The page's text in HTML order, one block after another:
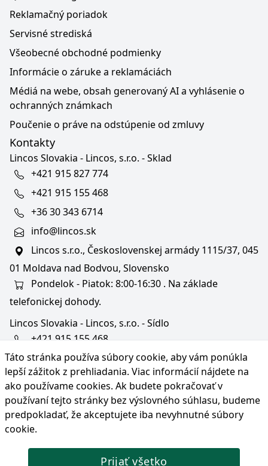
Táto stránka používa súbory cookie, aby vám ponúkla
lepší zážitok z prehliadania. Viac informácií nájdete na
ako používame cookies. Ak budete pokračovať v
používaní tejto stránky bez výslovného súhlasu, budeme
predpokladať, že akceptujete iba nevyhnutné súbory
cookie.
Prijať všetko
Reklamačný poriadok
Servisné strediská
Všeobecné obchodné podmienky
Informácie o záruke a reklamáciách
Médiá na webe, obsah generovaný AI a vyhlásenie o
ochranných známkach
Poučenie o práve na odstúpenie od zmluvy
Kontakty
Lincos Slovakia - Lincos, s.r.o. - Sklad
+421 915 827 774
+421 915 155 468
+36 30 343 6714
info@lincos.sk
Lincos s.r.o., Československej armády 1115/37, 045
01 Moldava nad Bodvou, Slovensko
Pondelok - Piatok: 8:00-16:30 . Na základe
telefonickej dohody.
Lincos Slovakia - Lincos, s.r.o. - Sídlo
+421 915 155 468
+36/30 343 6714
bratislava@lincos.sk
Lincos s.r.o., Rustaveliho 4, 831 06 Bratislava - m. č.
Rača, Slovensko
Iba sídlo firmy